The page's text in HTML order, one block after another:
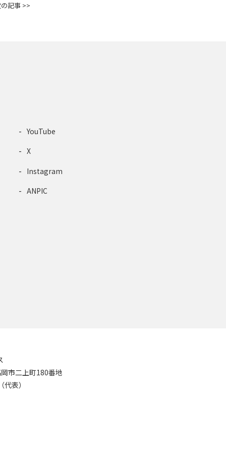
記事 >>
YouTube
X
Instagram
ANPIC
市二上町180番地
表）